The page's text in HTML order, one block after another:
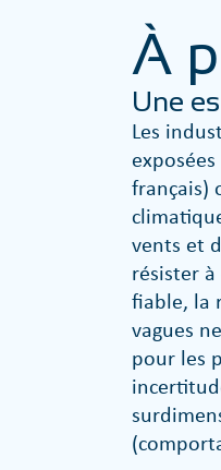
À
Une
Les
français)
vents et
résister
fiable, la
vagues
pour les